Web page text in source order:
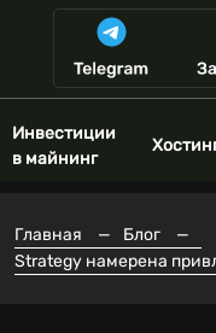
Инвестиции
в майнинг
Главная — Блог
—
Strategy намерена